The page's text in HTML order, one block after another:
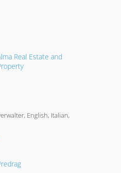
Real Estate and
English, Italian,